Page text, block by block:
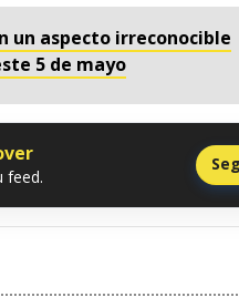
un aspecto irreconocible
5 de mayo
feed.